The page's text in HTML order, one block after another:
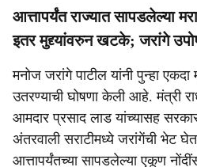
आत्तापर्यंत राज्यात सापडलेल्या
इतर मुद्द्यांवरुन खटके; जरांगे
मनोज जरांगे पाटील यांनी पुन्हा एकदा
उतरण्याची घोषणा केली आहे. मंत्री
आमदार प्रसाद लाड यांच्यासह
अंतरवाली सराटीमध्ये जरांगेंची भेट
आत्तापर्यंतच्या सापडलेल्या एकूण